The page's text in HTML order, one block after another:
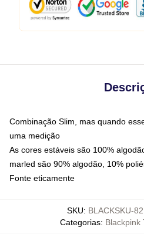
Combinação Slim, mas quando
uma medição
As cores estáveis são 100%
marled são 90% algodão, 10%
Fonte eticamente
SKU: BLACKSKU-
Categorias: Blackpink